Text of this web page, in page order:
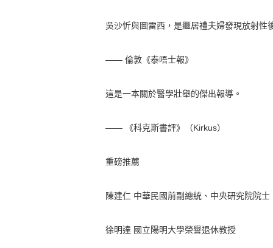
吳沙忻與圖雷西，是繼居禮夫婦發現放射性
—— 倫敦《泰唔士報》
這是一本關於醫學壯舉的傑出報導。
—— 《科克斯書評》（Kirkus）
重磅推薦
陳建仁 中華民國前副總統、中央研究院院士
徐明達 國立陽明大學榮譽退休教授